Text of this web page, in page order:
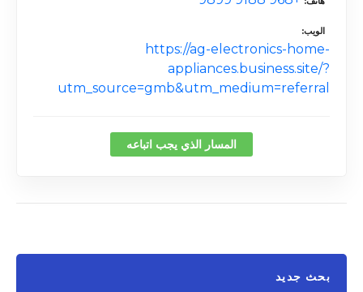
الويب
https://ag-electronics-home-
appliances.business.site/?
utm_source=gmb&utm_medium=referral
المسار الذي يجب اتباعه
بحث جديد